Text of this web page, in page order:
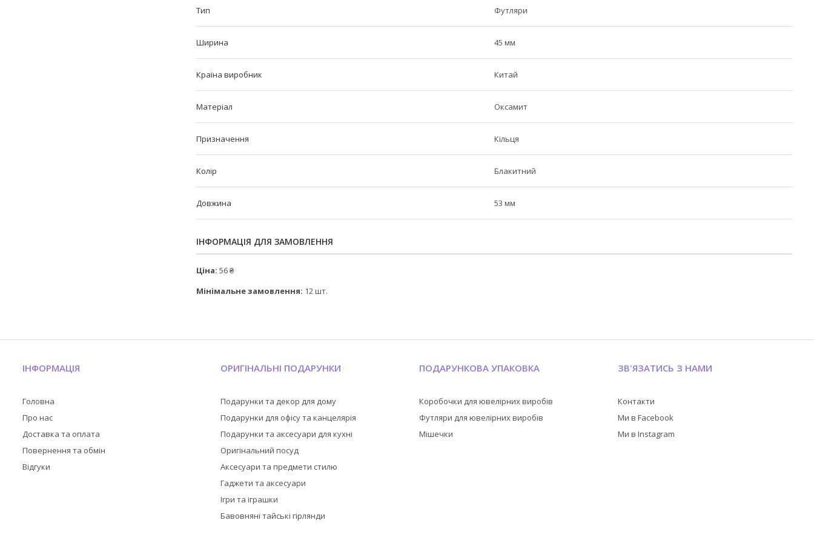
Тип Футляри
Ширина 45 мм
Країна виробник Китай
Матеріал Оксамит
Призначення Кільця
Колір Блакитний
Довжина 53 мм
ІНФОРМАЦІЯ ДЛЯ ЗАМОВЛЕННЯ
Ціна: 56 ₴
Мінімальне замовлення: 12 шт.
ІНФОРМАЦІЯ
Головна
Про нас
Доставка та оплата
Повернення та обмін
Відгуки
ОРИГІНАЛЬНІ ПОДАРУНКИ
Подарунки та декор для дому
Подарунки для офісу та канцелярія
Подарунки та аксесуари для кухні
Оригінальний посуд
Аксесуари та предмети стилю
Гаджети та аксесуари
Ігри та іграшки
Бавовняні тайські гірлянди
ПОДАРУНКОВА УПАКОВКА
Коробочки для ювелірних виробів
Футляри для ювелірних виробів
Мішечки
ЗВ'ЯЗАТИСЬ З НАМИ
Контакти
Ми в Facebook
Ми в Instagram